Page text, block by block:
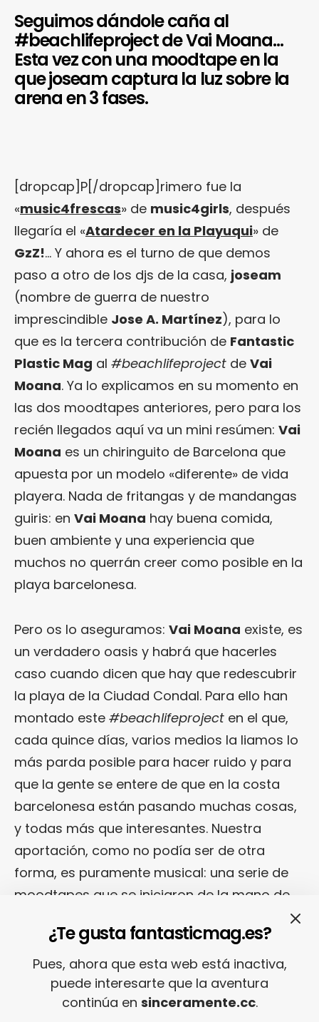
Seguimos dándole caña al
#beachlifeproject de Vai Moana…
Esta vez con una moodtape en la
que joseam captura la luz sobre la
arena en 3 fases.
[dropcap]P[/dropcap]rimero fue la
«music4frescas» de music4girls, después
llegaría el «Atardecer en la Playuqui» de
GzZ!… Y ahora es el turno de que demos
paso a otro de los djs de la casa, joseam
(nombre de guerra de nuestro
imprescindible Jose A. Martínez), para lo
que es la tercera contribución de Fantastic
Plastic Mag al #beachlifeproject de Vai
Moana. Ya lo explicamos en su momento en
las dos moodtapes anteriores, pero para los
recién llegados aquí va un mini resúmen: Vai
Moana es un chiringuito de Barcelona que
apuesta por un modelo «diferente» de vida
playera. Nada de fritangas y de mandangas
guiris: en Vai Moana hay buena comida,
buen ambiente y una experiencia que
muchos no querrán creer como posible en la
playa barcelonesa.
Pero os lo aseguramos: Vai Moana existe, es
un verdadero oasis y habrá que hacerles
caso cuando dicen que hay que redescubrir
la playa de la Ciudad Condal. Para ello han
montado este #beachlifeproject en el que,
cada quince días, varios medios la liamos lo
más parda posible para hacer ruido y para
que la gente se entere de que en la costa
barcelonesa están pasando muchas cosas,
y todas más que interesantes. Nuestra
aportación, como no podía ser de otra
forma, es puramente musical: una serie de
moodtapes que se iniciaron de la mano de
lleva
a un terreno más indie y popero gracias a
temarrales de gente de bien comoAlt-J,
Future Islands,La Roux ,Cut Copy,BFlecha
A Sunny Day In Glasgow,Duke Dumont
¿Te gusta fantasticmag.es?
Pues, ahora que esta web está inactiva,
puede interesarte que la aventura
continúa en sinceramente.cc.